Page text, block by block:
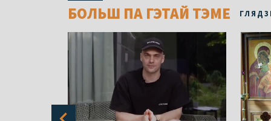
БОЛЬШ ПА ГЭТАЙ ТЭМЕ